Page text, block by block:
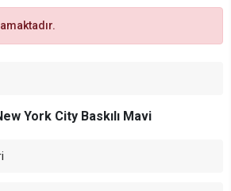
York City Baskılı Mavi